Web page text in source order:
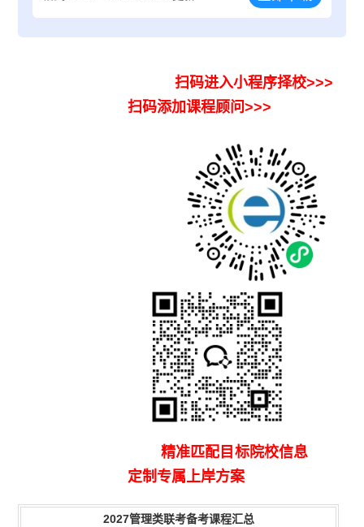
扫码进入小程序择校>>>
扫码添加课程顾问>>>
精准匹配目标院校信息
定制专属上岸方案
2027管理类联考备考课程汇总